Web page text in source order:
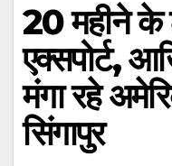
20 महीने के
एक्सपोर्ट,
मंगा रहे
सिंगापुर